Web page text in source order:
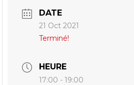
DATE
21 Oct 2021
Terminé!
HEURE
17:00 - 19:00